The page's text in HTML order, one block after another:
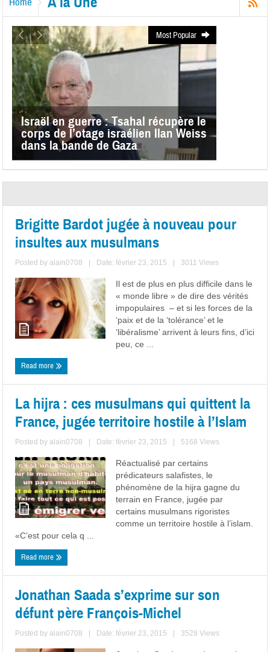
Most Popular
Israël en guerre : Tsahal récupère le
corps de l’otage israélien Ilan Weiss
dans la bande de Gaza
Brigitte Bardot jugée à nouveau pour
insultes aux musulmans
Posted byalain0708 Date: février 23, 2015 3011 Views
Il est de plus en plus difficile dans le
« monde libre » de dire des vérités
impopulaires – et si les forces de la
‘paix et de la ‘tolérance’ et le
‘libéralisme’ arrivent à leurs fins, d’ici
peu, ce ...
Read more
La hijra : ces musulmans qui quittent la
France, jugée territoire hostile à l’Islam
Posted byalain0708 Date: février 23, 2015 5168 Views
Réactualisé par certains
prédicateurs salafistes, le
phénomène de la hijra gagne du
terrain en France, jugée par
certains musulmans rigoristes
comme un territoire hostile à l’islam.
«C’est pour cela q ...
Read more
Jonathan Saada s’exprime sur son
défunt père François-Michel
Posted byalain0708 Date: février 23, 2015 3528 Views